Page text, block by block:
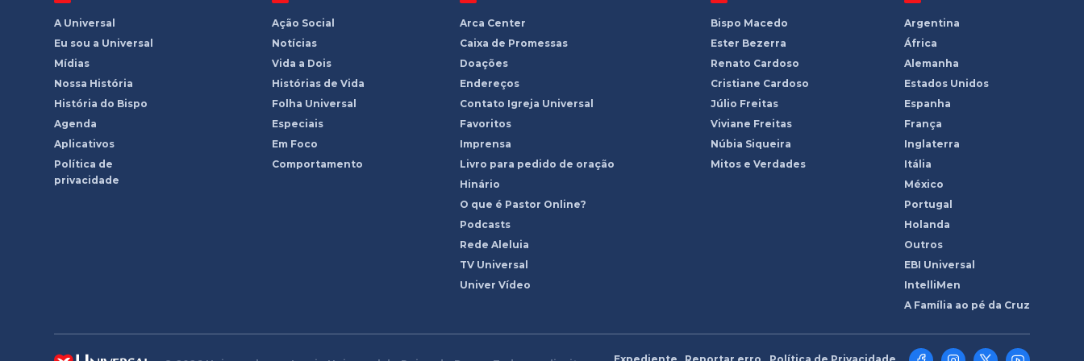
A Universal
Eu sou a Universal
Mídias
Nossa História
História do Bispo
Agenda
Aplicativos
Política de
privacidade
Ação Social
Notícias
Vida a Dois
Histórias de Vida
Folha Universal
Especiais
Em Foco
Comportamento
Arca Center
Caixa de Promessas
Doações
Endereços
Contato Igreja Universal
Favoritos
Imprensa
Livro para pedido de oração
Hinário
O que é Pastor Online?
Podcasts
Rede Aleluia
TV Universal
Univer Vídeo
Bispo Macedo
Ester Bezerra
Renato Cardoso
Cristiane Cardoso
Júlio Freitas
Viviane Freitas
Núbia Siqueira
Mitos e Verdades
Argentina
África
Alemanha
Estados Unidos
Espanha
França
Inglaterra
Itália
México
Portugal
Holanda
Outros
EBI Universal
IntelliMen
A Família ao pé da Cruz